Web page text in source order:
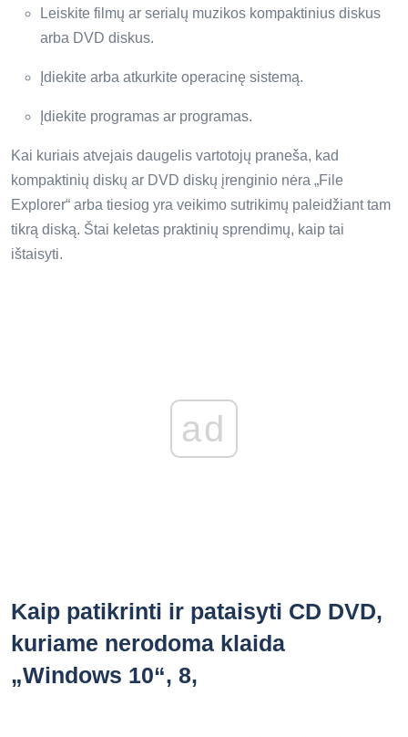
Leiskite filmų ar serialų muzikos kompaktinius diskus
arba DVD diskus.
Įdiekite arba atkurkite operacinę sistemą.
Įdiekite programas ar programas.
Kai kuriais atvejais daugelis vartotojų praneša, kad
kompaktinių diskų ar DVD diskų įrenginio nėra „File
Explorer“ arba tiesiog yra veikimo sutrikimų paleidžiant tam
tikrą diską. Štai keletas praktinių sprendimų, kaip tai
ištaisyti.
ad
Kaip patikrinti ir pataisyti CD DVD,
kuriame nerodoma klaida
„Windows 10“, 8,